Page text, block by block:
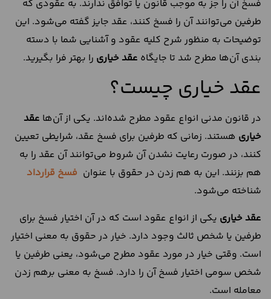
فسخ آن را جز به موجب قانون یا توافق ندارند. به عقودی که
طرفین می‌توانند آن را فسخ کنند، عقد جایز گفته می‌شود. این
توضیحات به منظور شرح کلیه عقود و آشنایی شما با دسته‌
بندی آن‌ها مطرح شد تا جایگاه عقد خیاری را بهتر فرا بگیرید.
عقد خیاری چیست؟
در قانون مدنی انواع عقود مطرح شده‌اند. یکی از آن‌ها عقد
خیاری هستند. زمانی‌ که طرفین برای فسخ عقد، شرایطی تعیین
کنند، در صورت رعایت نشدن آن شروط می‌توانند آن عقد را به
‌هم بزنند. این به ‌هم زدن در حقوق با عنوان فسخ قرارداد
شناخته می‌شود.
عقد خیاری یکی از انواع عقود است که در آن اختیار فسخ برای
طرفین یا شخص ثالث وجود دارد. خیار در حقوق به معنی اختیار
است. وقتی خیار در مورد عقود مطرح می‌شود، یعنی طرفین یا
شخص سومی اختیار فسخ آن را دارد. فسخ به معنی برهم زدن
معامله است.